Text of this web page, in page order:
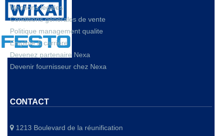
Mentions legales
Conditions générales de vente
Politique management qualite
Emploie & carrière
Devenez partenaire Nexa
Devenir fournisseur chez Nexa
CONTACT
1213 Boulevard de la réunification